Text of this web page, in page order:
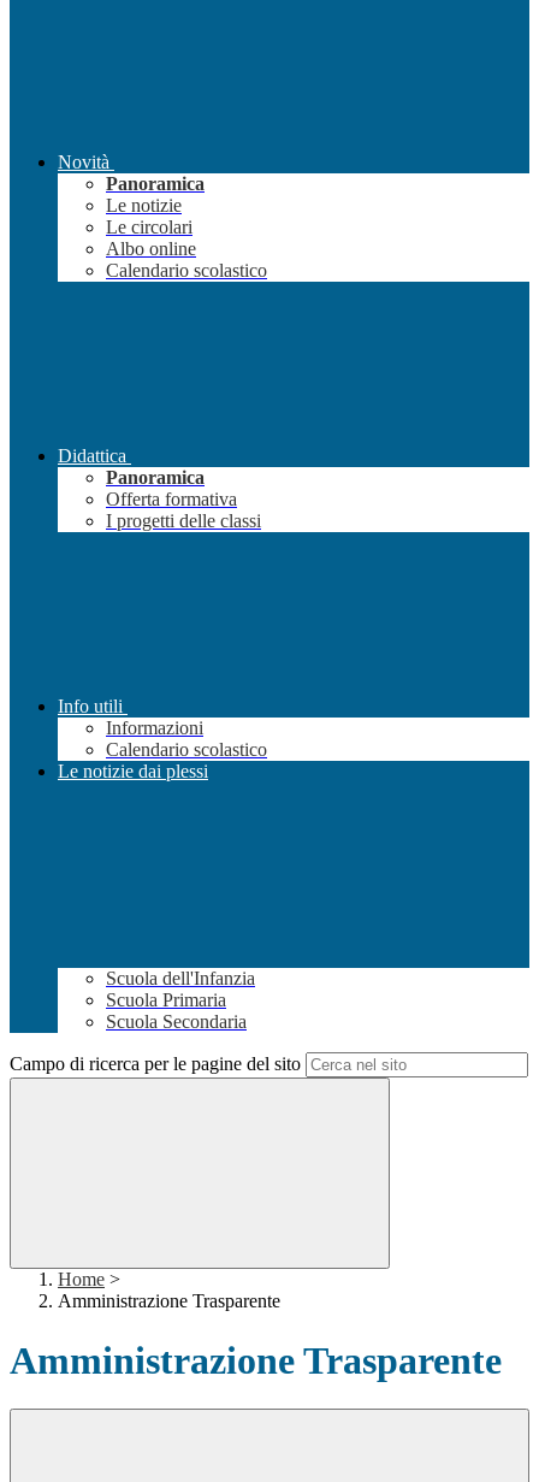
Novità
Panoramica
Le notizie
Le circolari
Albo online
Calendario scolastico
Didattica
Panoramica
Offerta formativa
I progetti delle classi
Info utili
Informazioni
Calendario scolastico
Le notizie dai plessi
Scuola dell'Infanzia
Scuola Primaria
Scuola Secondaria
Campo di ricerca per le pagine del sito
Home >
Amministrazione Trasparente
Amministrazione Trasparente